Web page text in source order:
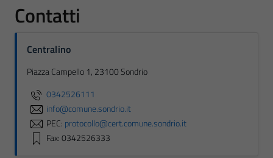
Contatti
Centralino
Piazza Campello 1, 23100 Sondrio
0342526111
info@comune.sondrio.it
PEC: protocollo@cert.comune.sondrio.it
Fax: 0342526333